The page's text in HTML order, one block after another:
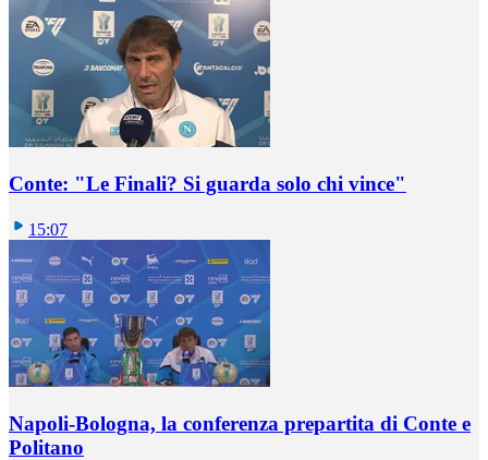
Conte: "Le Finali? Si guarda solo chi vince"
15:07
Napoli-Bologna, la conferenza prepartita di Conte e
Politano